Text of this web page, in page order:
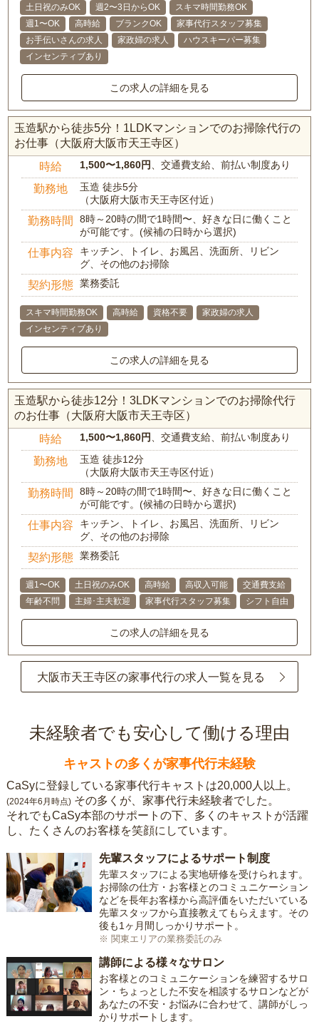
土日祝のみOK 週2〜3日からOK
スキマ時間勤務OK
週1〜OK
高時給 ブランクOK
家事代行スタッフ募集
お手伝いさんの求人
家政婦の求人
ハウスキーパー募集
インセンティブあり
この求人の詳細を見る
玉造駅から徒歩5分！1LDKマンションでのお掃除代行の
お仕事（大阪府大阪市天王寺区）
時給 1,500〜1,860円 、交通費支給、前払い制度あり
勤務地
玉造 徒歩5分
（大阪府大阪市天王寺区付近）
勤務時間
8時～20時の間で1時間〜、好きな日に働くこと
が可能です。(候補の日時から選択)
仕事内容
キッチン、トイレ、お風呂、洗面所、リビン
グ、その他のお掃除
契約形態 業務委託
スキマ時間勤務OK 高時給 資格不要
家政婦の求人
インセンティブあり
この求人の詳細を見る
玉造駅から徒歩12分！3LDKマンションでのお掃除代行
のお仕事（大阪府大阪市天王寺区）
時給 1,500〜1,860円 、交通費支給、前払い制度あり
勤務地
玉造 徒歩12分
（大阪府大阪市天王寺区付近）
勤務時間
8時～20時の間で1時間〜、好きな日に働くこと
が可能です。(候補の日時から選択)
仕事内容
キッチン、トイレ、お風呂、洗面所、リビン
グ、その他のお掃除
契約形態 業務委託
週1〜OK 土日祝のみOK 高時給 高収入可能
交通費支給
年齢不問
主婦･主夫歓迎 家事代行スタッフ募集 シフト自由
この求人の詳細を見る
大阪市天王寺区の家事代行の求人一覧を見る
未経験者でも安心して働ける理由
キャストの多くが家事代行未経験
CaSyに登録している家事代行キャストは20,000人以上。
(2024年6月時点) その多くが、家事代行未経験者でした。
それでもCaSy本部のサポートの下、多くのキャストが活躍
し、たくさんのお客様を笑顔にしています。
先輩スタッフによるサポート制度
先輩スタッフによる実地研修を受けられます。
お掃除の仕方・お客様とのコミュニケーション
などを長年お客様から高評価をいただいている
先輩スタッフから直接教えてもらえます。その
後も1ヶ月間しっかりサポート。
※ 関東エリアの業務委託のみ
講師による様々なサロン
お客様とのコミュニケーションを練習するサロ
ン・ちょっとした不安を相談するサロンなどが
あなたの不安・お悩みに合わせて、講師がしっ
かりサポートします。